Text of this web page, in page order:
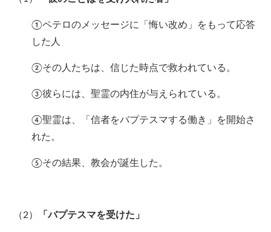
①ペテロのメッセージに「悔い改め」をもって応答
した人
②その人たちは、信じた時点で救われている。
③彼らには、聖霊の内住が与えられている。
④聖霊は、「信者をバプテスマする働き」を開始さ
れた。
⑤その結果、教会が誕生した。
（2） 「バプテスマを受けた」